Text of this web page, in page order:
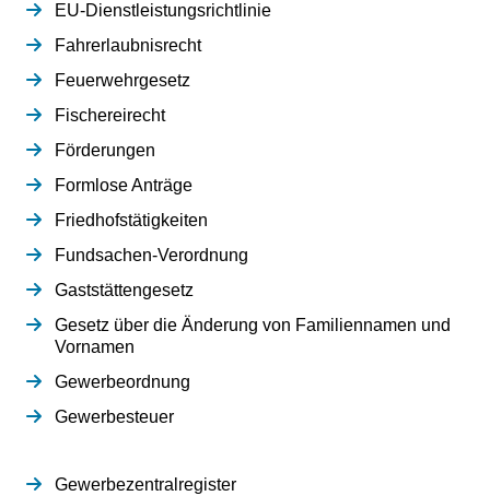
EU-Dienstleistungsrichtlinie
Fahrerlaubnisrecht
Feuerwehrgesetz
Fischereirecht
Förderungen
Formlose Anträge
Friedhofstätigkeiten
Fundsachen-Verordnung
Gaststättengesetz
Gesetz über die Änderung von Familiennamen und
Vornamen
Gewerbeordnung
Gewerbesteuer
Gewerbezentralregister